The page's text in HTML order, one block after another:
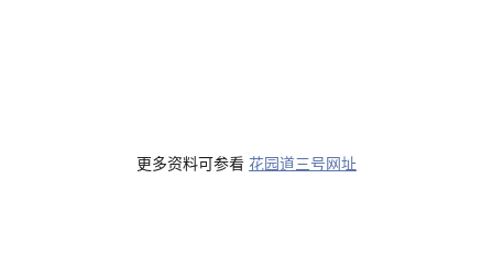
更多资料可参看 花园道三号网址